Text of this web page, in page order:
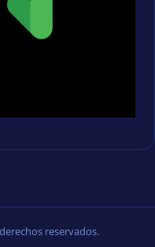
reservados.